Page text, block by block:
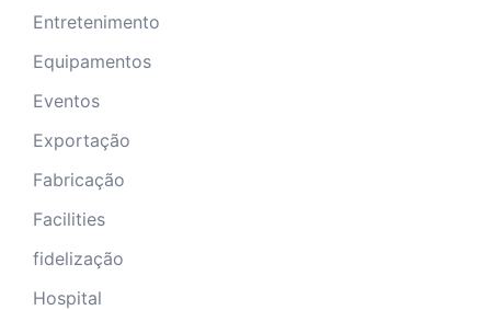
Entretenimento
Equipamentos
Eventos
Exportação
Fabricação
Facilities
fidelização
Hospital